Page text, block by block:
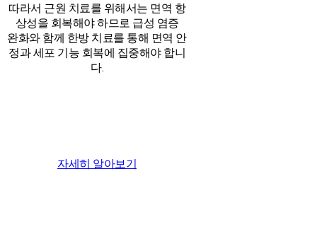
따라서 근원 치료를 위해서는 면역 항
상성을 회복해야 하므로 급성 염증
완화와 함께 한방 치료를 통해 면역 안
정과 세포 기능 회복에 집중해야 합니
다.
자세히 알아보기